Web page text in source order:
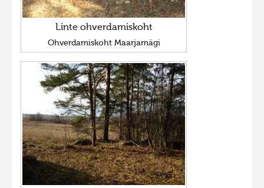
Linte ohverdamiskoht
Ohverdamiskoht Maarjamägi